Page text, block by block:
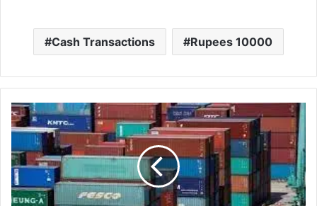
Cash Transactions Rupees 10000